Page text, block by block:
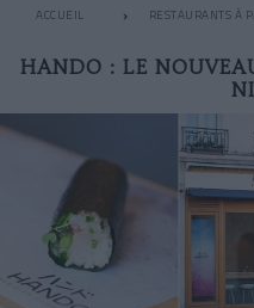
ACCUEIL RESTAURANTS À
HANDO : LE